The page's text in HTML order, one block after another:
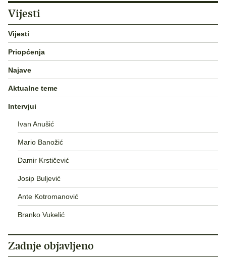
Vijesti
Vijesti
Priopćenja
Najave
Aktualne teme
Intervjui
Ivan Anušić
Mario Banožić
Damir Krstičević
Josip Buljević
Ante Kotromanović
Branko Vukelić
Zadnje objavljeno